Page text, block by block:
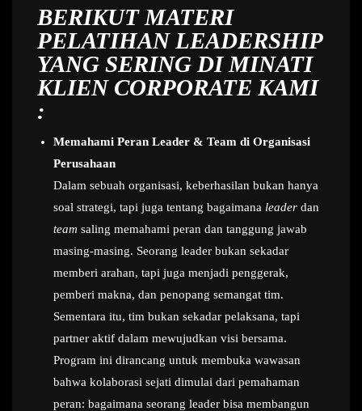
BERIKUT MATERI
PELATIHAN LEADERSHIP
YANG SERING DI MINATI
KLIEN CORPORATE KAMI
:
Memahami Peran Leader & Team di Organisasi
Perusahaan
Dalam sebuah organisasi, keberhasilan bukan hanya
soal strategi, tapi juga tentang bagaimana leader dan
team saling memahami peran dan tanggung jawab
masing-masing. Seorang leader bukan sekadar
memberi arahan, tapi juga menjadi penggerak,
pemberi makna, dan penopang semangat tim.
Sementara itu, tim bukan sekadar pelaksana, tapi
partner aktif dalam mewujudkan visi bersama.
Program ini dirancang untuk membuka wawasan
bahwa kolaborasi sejati dimulai dari pemahaman
peran: bagaimana seorang leader bisa membangun